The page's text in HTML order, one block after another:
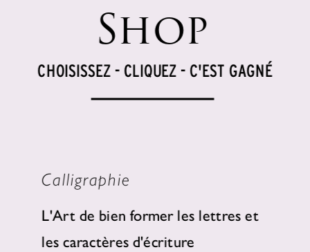
Shop
CHOISISSEZ - CLIQUEZ - C'EST GAGNÉ
Calligraphie
L'Art de bien former les lettres et
les caractères d'écriture